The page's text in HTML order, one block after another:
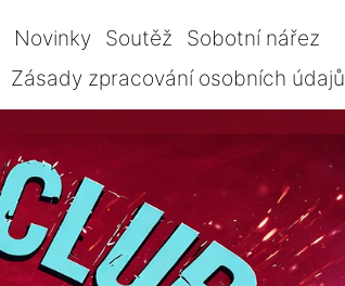
Novinky Soutěž
Sobotní nářez
Zásady zpracování osobních údajů